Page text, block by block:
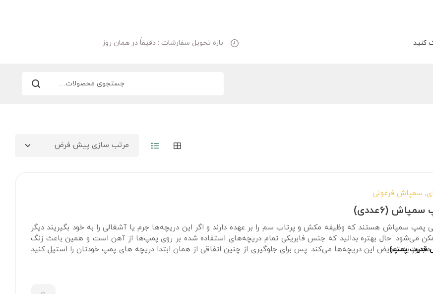
کنید بازه تحویل سفارشات : دقیقاََ در همان روز
, سمپاش فرغونی
(6عددی)
پمپ سمپاش هستند که وظیفه مکش و پرتاب سم را بر عهده دارند و اگر این دریچه‌ها جرم یا آشغالی را به خود بگیریند دیگر
می‌شود. حال بهتره بدانید که جنس فابریکی تمام دریچه‌های استفاده شده بر روی پمپ‌ها از آهن است و همین باعث زنگ
به تعویض این دریچه‌ها می‌کند. پس برای جلوگیری از چنین اتفاقی از همان ابتدا دریچه های پمپ خودتان را استیل کنید
قدرت پمپ)